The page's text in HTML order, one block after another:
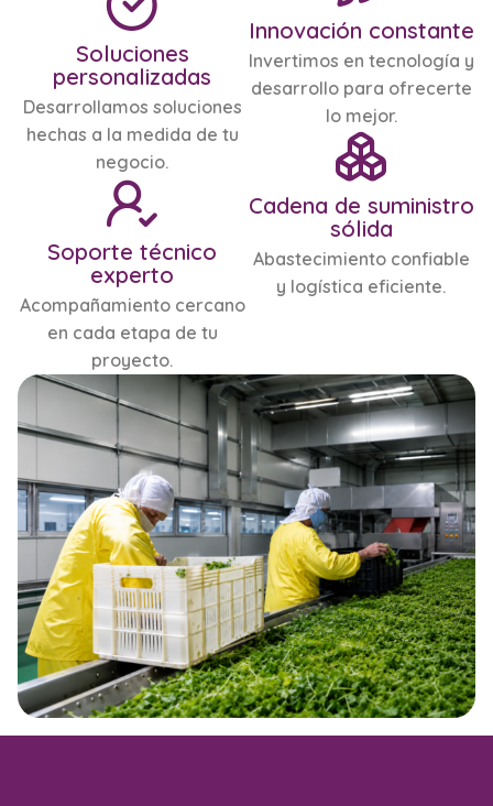
Soluciones
personalizadas
Desarrollamos soluciones
hechas a la medida de tu
negocio.
Soporte técnico
experto
Acompañamiento cercano
en cada etapa de tu
proyecto.
Innovación constante
Invertimos en tecnología y
desarrollo para ofrecerte
lo mejor.
Cadena de suministro
sólida
Abastecimiento confiable
y logística eficiente.